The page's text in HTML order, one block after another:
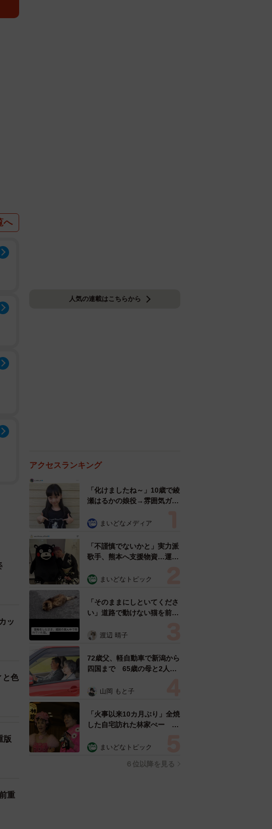
へ
ッ
と色
版
重
人気の連載はこちらから
アクセスランキング
「化けましたね～」10歳で綾
瀬はるかの娘役→雰囲気ガラ
雰囲気が」「宝塚に入れそ
まいどなメディア
「不謹慎でないかと」実力派
歌手、熊本へ支援物資…運搬
めらい 「痛いほど伝わる」
まいどなトピック
「そのままにしといてくださ
い」道路で動けない猫を前に
ようとした4日間 「命の重
表の訴え
渡辺 晴子
72歳父、軽自動車で新潟から
四国まで 65歳の母と2人で
憩まで分刻み… 「大学生で
山岡 もと子
「火事以来10カ月ぶり」全焼
した自宅訪れた林家ぺー 内
ン状態の部屋に呆然
まいどなトピック
６位以降を見る